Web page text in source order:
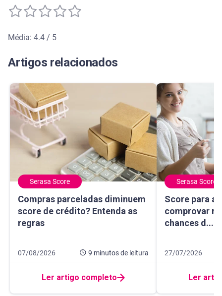
Média: 4.4 / 5
Artigos relacionados
Serasa Score
Compras parceladas diminuem
score de crédito? Entenda as
regras
Compras parceladas diminuem score de crédito? Entenda
Data de publicação 7 de agosto de 2026
07/08/2026 9 minutosde leitura
9 minutos de leitura
Ler artigo completo
Serasa Score
Score para
comprovar
chances d...
Score para
Data de
27/07/2026
11 minutos de
Ler